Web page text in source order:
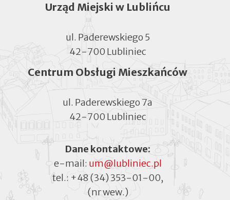
Urząd Miejski w Lublińcu
ul. Paderewskiego 5
42-700 Lubliniec
Centrum Obsługi Mieszkańców
ul. Paderewskiego 7a
42-700 Lubliniec
Dane kontaktowe:
e-mail: um@lubliniec.pl
tel.: +48 (34) 353-01-00,
(nr wew.)